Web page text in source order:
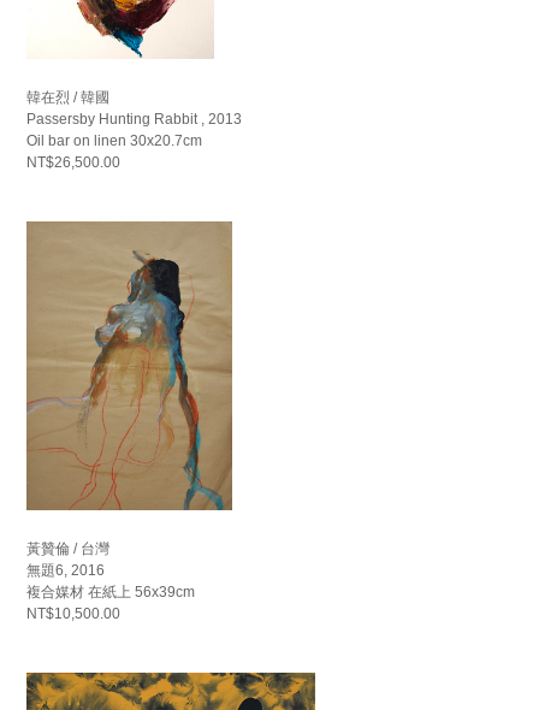
韓在烈 / 韓國
Passersby Hunting Rabbit , 2013
Oil bar on linen 30x20.7cm
NT$26,500.00
黃贊倫 / 台灣
無題6, 2016
複合媒材 在紙上 56x39cm
NT$10,500.00